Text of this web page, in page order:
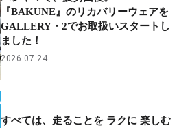
『BAKUNE』のリカバリーウェアを
GALLERY・2でお取扱いスタートし
ました！
2026.07.24
すべては、走ることを ラクに 楽しむ